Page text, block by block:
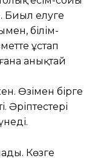
Биыл елуге
білім-
ұстап
анықтай
Өзімен бірге
Әріптестері
Көзге